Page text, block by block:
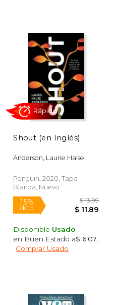
15%
dcto. $
Rápido
Shout (en Inglés)
Anderson, Laurie Halse
Penguin, 2020, Tapa
Blanda, Nuevo
Disponible Usado
en Buen Estado a$ 6.07
Comprar Usado